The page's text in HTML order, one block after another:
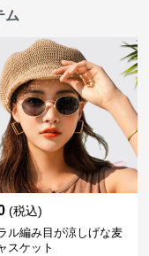
ム
(税込)
ル編み目が涼しげな麦
スケット